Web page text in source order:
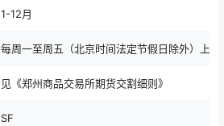
1-12月
每周一至周五（北京时间法定节假日除外）上
见《郑州商品交易所期货交割细则》
SF